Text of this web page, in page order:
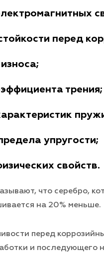
перед
трения;
упругости;
свойств.
что серебро,
на 20% меньше.
перед
и последующего